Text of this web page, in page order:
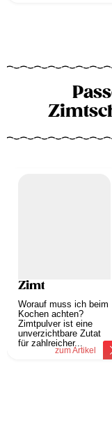
Zimt
Worauf muss ich beim
Kochen achten?
Zimtpulver ist eine
unverzichtbare Zutat
für zahlreicher...
zum Artikel